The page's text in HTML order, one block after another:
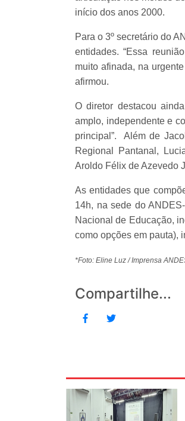
início dos anos 2000.
Para o 3º secretário do
entidades. “Essa
muito afinada, na
afirmou.
O diretor destacou
amplo, independente e
principal”. Além de
Regional Pantanal,
Aroldo Félix de Azevedo
As entidades que
14h, na sede do
Nacional de Educação,
como opções em pauta),
*Foto: Eline Luz / Imprensa
Compartilhe...